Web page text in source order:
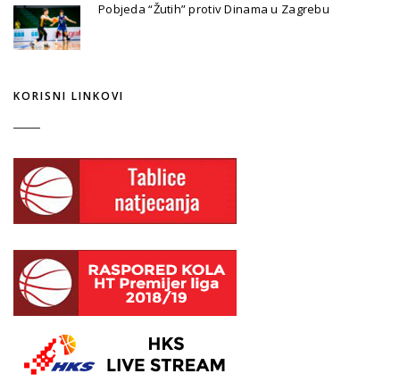
Pobjeda “Žutih” protiv Dinama u Zagrebu
KORISNI LINKOVI